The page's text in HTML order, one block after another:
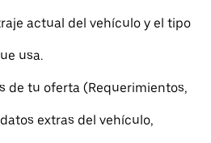
actual del vehículo y el tipo
usa.
de tu oferta (Requerimientos,
extras del vehículo,